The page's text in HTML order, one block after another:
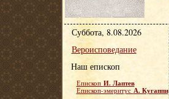
Суббота, 8.08.2026
Вероисповедание
Наш епископ
Епископ И. Лаптев
Епископ-эмеритус А. Кугаппи